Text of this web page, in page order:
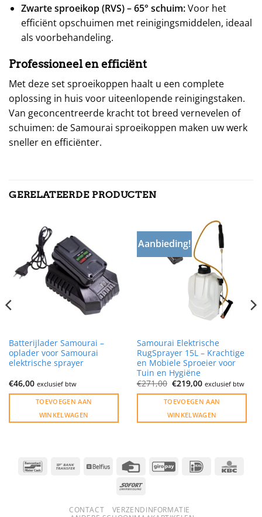
Zwarte sproeikop (RVS) – 65° schuim:Voor het
efficiënt opschuimen met reinigingsmiddelen, ideaal
als voorbehandeling.
Professioneel en efficiënt
Met deze set sproeikoppen haalt u een complete
oplossing in huis voor uiteenlopende reinigingstaken.
Van geconcentreerde kracht tot breed vernevelen of
schuimen: de Samourai sproeikoppen maken uw werk
sneller en efficiënter.
GERELATEERDE PRODUCTEN
Batterijlader Samourai –
oplader voor Samourai
elektrische sprayer
€46,00 exclusief btw
TOEVOEGEN AAN
WINKELWAGEN
Aanbieding!
Samourai Elektrische
RugSprayer 15L – Krachtige
en Mobiele Sproeier voor
Tuin en Hygiëne
€271,00 Oorspronkelijke
prijs
was:
€271,00.
€219,00Huidige
prijs
is:
€219,00.
exclusief btw
TOEVOEGEN AAN
WINKELWAGEN
BancontactBank
Belfius
Credit
GiroPay IDeal
Sofort
CONTACT
VERZENDINFORMATIE